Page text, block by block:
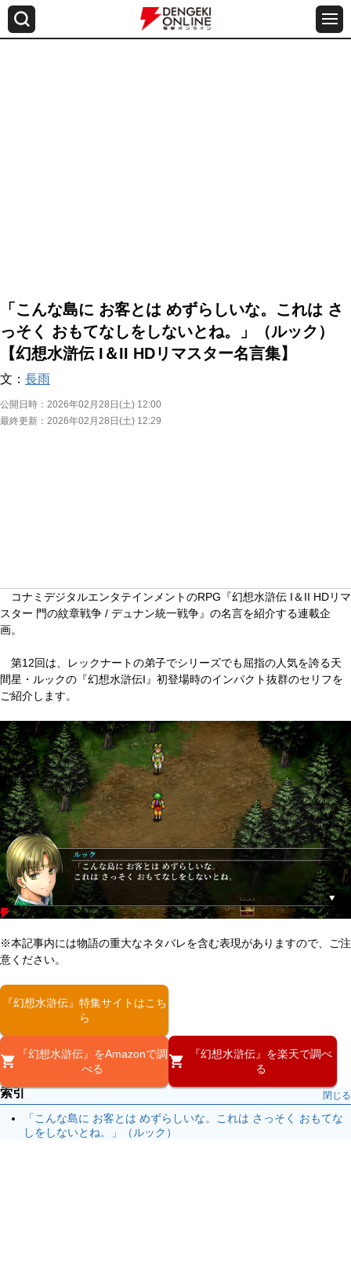
「こんな島に お客とは めずらしいな。これは さ
っそく おもてなしをしないとね。」（ルック）
【幻想水滸伝 I＆II HDリマスター名言集】
文： 長雨
公開日時： 2026年02月28日(土) 12:00
最終更新： 2026年02月28日(土) 12:29
コナミデジタルエンタテインメントのRPG『幻想水滸伝 I＆II HDリマ
スター 門の紋章戦争 / デュナン統一戦争』の名言を紹介する連載企
画。
第12回は、レックナートの弟子でシリーズでも屈指の人気を誇る天
間星・ルックの『幻想水滸伝I』初登場時のインパクト抜群のセリフを
ご紹介します。
※本記事内には物語の重大なネタバレを含む表現がありますので、ご注
意ください。
『幻想水滸伝』特集サイトはこち
ら
『幻想水滸伝』をAmazonで調
べる
『幻想水滸伝』を楽天で調べ
る
索引 閉じる
「こんな島に お客とは めずらしいな。これは さっそく おもてな
しをしないとね。」（ルック）